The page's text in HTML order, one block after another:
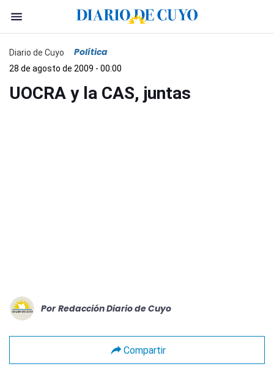
Diario de Cuyo Política
28 de agosto de 2009 - 00:00
UOCRA y la CAS, juntas
Por Redacción Diario de Cuyo
Compartir